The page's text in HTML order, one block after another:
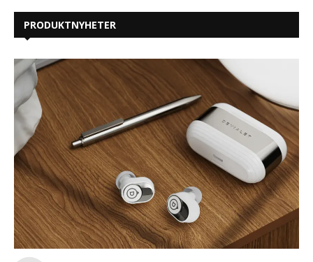
PRODUKTNYHETER